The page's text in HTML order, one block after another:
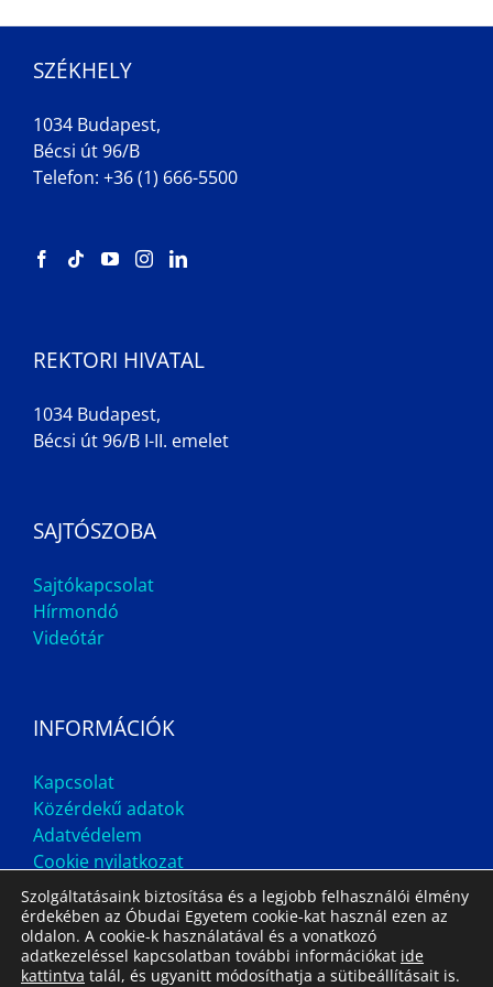
SZÉKHELY
1034 Budapest,
Bécsi út 96/B
Telefon: +36 (1) 666-5500
REKTORI HIVATAL
1034 Budapest,
Bécsi út 96/B I-II. emelet
SAJTÓSZOBA
Sajtókapcsolat
Hírmondó
Videótár
INFORMÁCIÓK
Kapcsolat
Közérdekű adatok
Adatvédelem
Cookie nyilatkozat
Szolgáltatásaink biztosítása és a legjobb felhasználói élmény
érdekében az Óbudai Egyetem cookie-kat használ ezen az
oldalon. A cookie-k használatával és a vonatkozó
adatkezeléssel kapcsolatban további információkat ide
kattintva talál, és ugyanitt módosíthatja a sütibeállításait is.